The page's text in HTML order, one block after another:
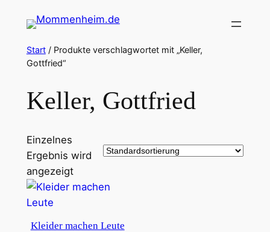
Inhalt
springen
Start/ Produkte verschlagwortet mit „Keller,
Gottfried“
Keller, Gottfried
Einzelnes
Ergebnis wird
angezeigt
Kleider machen Leute